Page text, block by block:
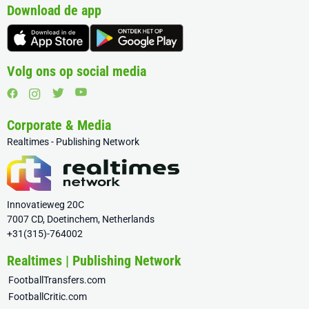
Download de app
Volg ons op social media
Corporate & Media
Realtimes - Publishing Network
Innovatieweg 20C
7007 CD, Doetinchem, Netherlands
+31(315)-764002
Realtimes | Publishing Network
FootballTransfers.com
FootballCritic.com